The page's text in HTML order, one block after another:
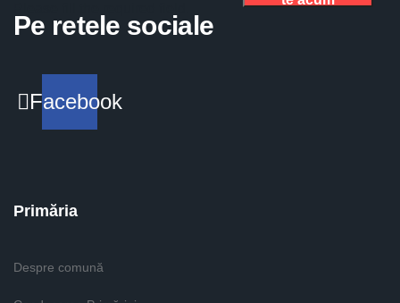
Pe retele sociale
Facebook
Primăria
Despre comună